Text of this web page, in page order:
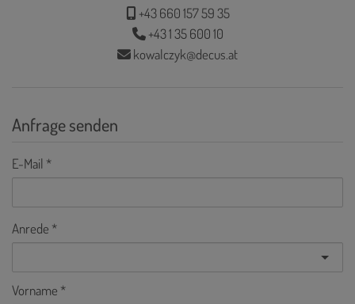
+43 660 157 59 35
+43 1 35 600 10
kowalczyk@decus.at
Anfrage senden
E-Mail
Anrede
Vorname